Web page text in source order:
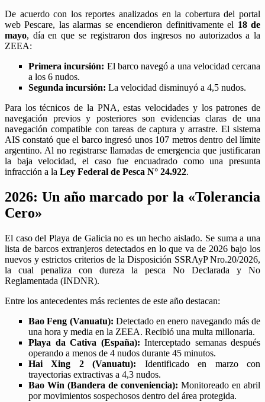
De acuerdo con los reportes analizados en la cobertura del portal
web Pescare, las alarmas se encendieron definitivamente el 18 de
mayo, día en que se registraron dos ingresos no autorizados a la
ZEEA:
Primera incursión: El barco navegó a una velocidad cercana
a los 6 nudos.
Segunda incursión: La velocidad disminuyó a 4,5 nudos.
Para los técnicos de la PNA, estas velocidades y los patrones de
navegación previos y posteriores son evidencias claras de una
navegación compatible con tareas de captura y arrastre. El sistema
AIS constató que el barco ingresó unos 107 metros dentro del límite
argentino. Al no registrarse llamadas de emergencia que justificaran
la baja velocidad, el caso fue encuadrado como una presunta
infracción a la Ley Federal de Pesca N° 24.922.
2026: Un año marcado por la «Tolerancia
Cero»
El caso del Playa de Galicia no es un hecho aislado. Se suma a una
lista de barcos extranjeros detectados en lo que va de 2026 bajo los
nuevos y estrictos criterios de la Disposición SSRAyP Nro.20/2026,
la cual penaliza con dureza la pesca No Declarada y No
Reglamentada (INDNR).
Entre los antecedentes más recientes de este año destacan:
Bao Feng (Vanuatu): Detectado en enero navegando más de
una hora y media en la ZEEA. Recibió una multa millonaria.
Playa da Cativa (España): Interceptado semanas después
operando a menos de 4 nudos durante 45 minutos.
Hai Xing 2 (Vanuatu): Identificado en marzo con
trayectorias extractivas a 4,3 nudos.
Bao Win (Bandera de conveniencia): Monitoreado en abril
por movimientos sospechosos dentro del área protegida.